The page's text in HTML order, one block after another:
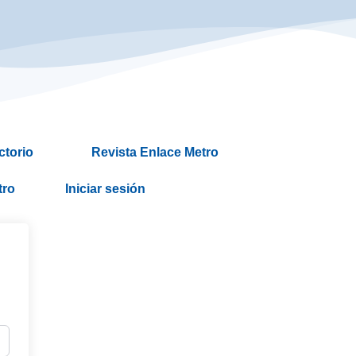
Revista Enlace Metro
Iniciar sesión